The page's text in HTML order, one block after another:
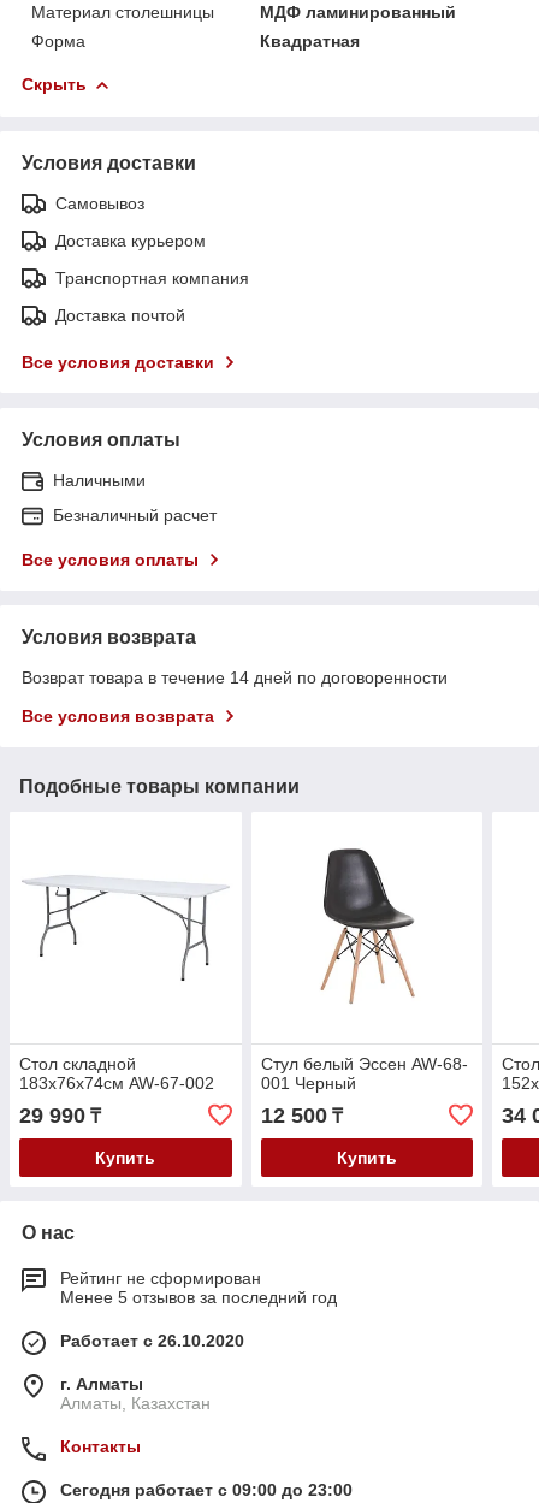
Материал столешницы
МДФ ламинированный
Форма
Квадратная
Скрыть
Условия доставки
Самовывоз
Доставка курьером
Транспортная компания
Доставка почтой
Все условия доставки
Условия оплаты
Наличными
Безналичный расчет
Все условия оплаты
Условия возврата
Возврат товара в течение 14 дней по договоренности
Все условия возврата
Подобные товары компании
Стол складной
183х76х74см AW-67-002
29 990 ₸
Купить
Стул белый Эссен AW-68-
001 Черный
12 500₸
Купить
34
О нас
Рейтинг не сформирован
Менее 5 отзывов за последний год
Работает с 26.10.2020
г. Алматы
Алматы, Казахстан
Контакты
Сегодня работает с 09:00 до 23:00